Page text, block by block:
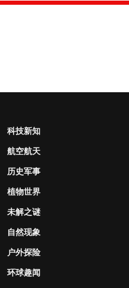
科技新知
航空航天
历史军事
植物世界
未解之谜
自然现象
户外探险
环球趣闻